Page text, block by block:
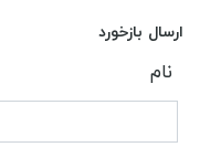
ارسال بازخورد
نام